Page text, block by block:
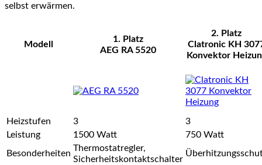
selbst erwärmen.
Modell
1. Platz
AEG RA 5520
2. Platz
Clatronic KH
Konvektor
Heizstufen 3
3
Leistung
1500 Watt
750 Watt
Besonderheiten
Thermostatregler,
Sicherheitskontaktschalter